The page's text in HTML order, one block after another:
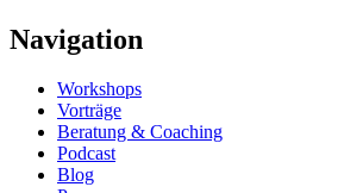
Navigation
Workshops
Vorträge
Beratung & Coaching
Podcast
Blog